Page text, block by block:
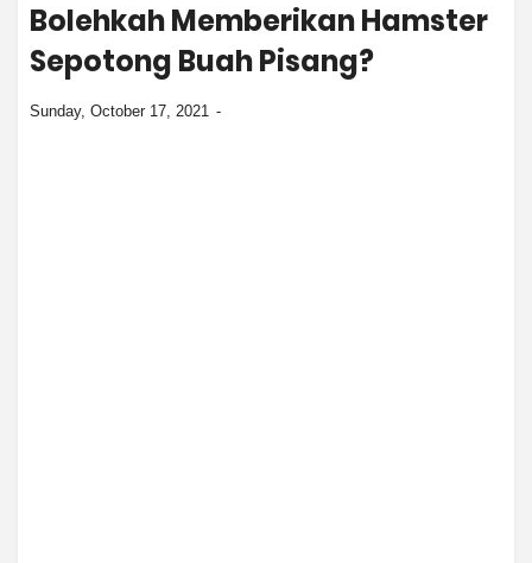
Bolehkah Memberikan Hamster
Sepotong Buah Pisang?
Sunday, October 17, 2021